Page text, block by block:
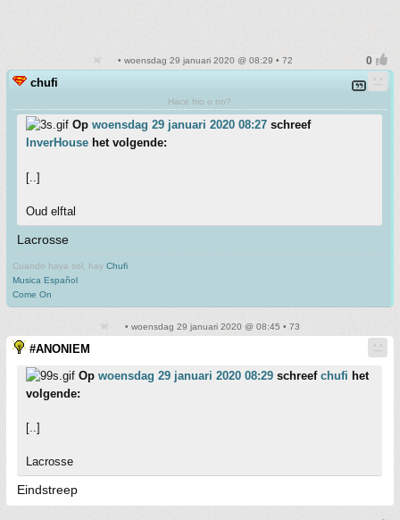
• woensdag 29 januari 2020 @ 08:29 • 72
chufi
Hace frio o no?
Op woensdag 29 januari 2020 08:27 schreef
InverHouse het volgende:
[..]
Oud elftal
Lacrosse
Cuando haya sol, hay Chufi
Musica Español
Come On
• woensdag 29 januari 2020 @ 08:45 • 73
#ANONIEM
Op woensdag 29 januari 2020 08:29 schreef chufi het
volgende:
[..]
Lacrosse
Eindstreep